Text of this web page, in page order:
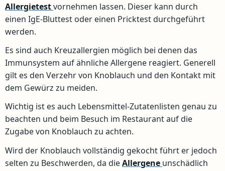
Allergietestvornehmen lassen. Dieser kann durch
einen IgE-Bluttest oder einen Pricktest durchgeführt
werden.
Es sind auch Kreuzallergien möglich bei denen das
Immunsystem auf ähnliche Allergene reagiert. Generell
gilt es den Verzehr von Knoblauch und den Kontakt mit
dem Gewürz zu meiden.
Wichtig ist es auch Lebensmittel-Zutatenlisten genau zu
beachten und beim Besuch im Restaurant auf die
Zugabe von Knoblauch zu achten.
Wird der Knoblauch vollständig gekocht führt er jedoch
selten zu Beschwerden, da dieAllergene unschädlich